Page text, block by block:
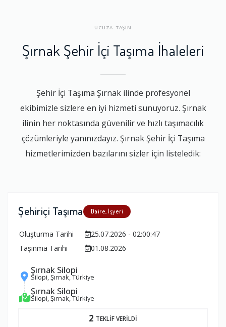
UCUZA TAŞIN
Şırnak Şehir İçi Taşıma İhaleleri
Şehir İçi Taşıma Şırnak ilinde profesyonel
ekibimizle sizlere en iyi hizmeti sunuyoruz. Şırnak
ilinin her noktasında güvenilir ve hızlı taşımacılık
çözümleriyle yanınızdayız. Şırnak Şehir İçi Taşıma
hizmetlerimizden bazılarını sizler için listeledik:
Şehiriçi Taşıma Daire, İşyeri
Oluşturma Tarihi
25.07.2026 - 02:00:47
Taşınma Tarihi
01.08.2026
Şırnak Silopi
Silopi, Şırnak, Türkiye
Şırnak Silopi
Silopi, Şırnak, Türkiye
2 TEKLİF VERİLDİ